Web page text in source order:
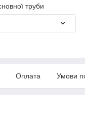
труби
Оплата Умови